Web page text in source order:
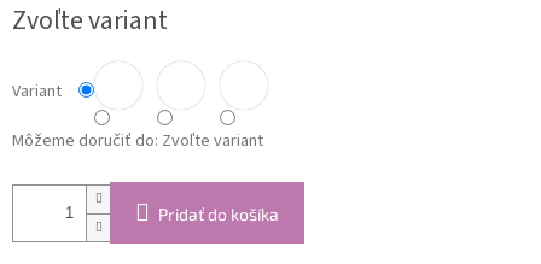
Zvoľte variant
Variant
Môžeme doručiť do: Zvoľte variant
Pridať do košíka